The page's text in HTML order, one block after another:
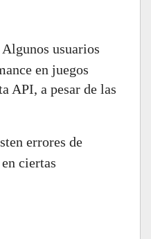
Algunos usuarios
en juegos
API, a pesar de las
errores de
ciertas